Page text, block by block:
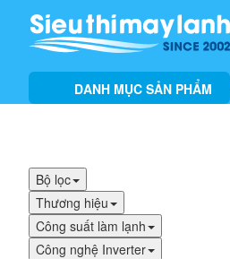
DANH MỤC SẢN PHẨM
Bộ lọc
Thương hiệu
Công suất làm lạnh
Công nghệ Inverter